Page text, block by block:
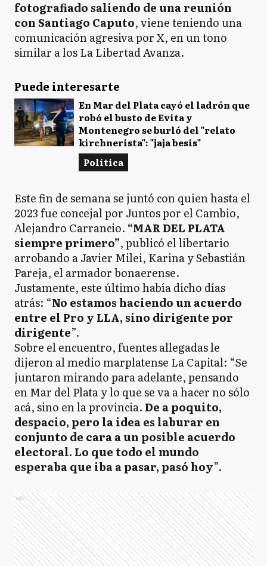
fotografiado saliendo de una reunión
con Santiago Caputo, viene teniendo una
comunicación agresiva por X, en un tono
similar a los La Libertad Avanza.
Puede interesarte
En Mar del Plata cayó el ladrón que
robó el busto de Evita y
Montenegro se burló del "relato
kirchnerista": "jaja besis"
Política
Este fin de semana se juntó con quien hasta el
2023 fue concejal por Juntos por el Cambio,
Alejandro Carrancio. “MAR DEL PLATA
siempre primero”, publicó el libertario
arrobando a Javier Milei, Karina y Sebastián
Pareja, el armador bonaerense.
Justamente, este último había dicho días
atrás: “No estamos haciendo un acuerdo
entre el Pro y LLA, sino dirigente por
dirigente”.
Sobre el encuentro, fuentes allegadas le
dijeron al medio marplatense La Capital: “Se
juntaron mirando para adelante, pensando
en Mar del Plata y lo que se va a hacer no sólo
acá, sino en la provincia.De a poquito,
despacio, pero la idea es laburar en
conjunto de cara a un posible acuerdo
electoral. Lo que todo el mundo
esperaba que iba a pasar, pasó hoy”.
Ads